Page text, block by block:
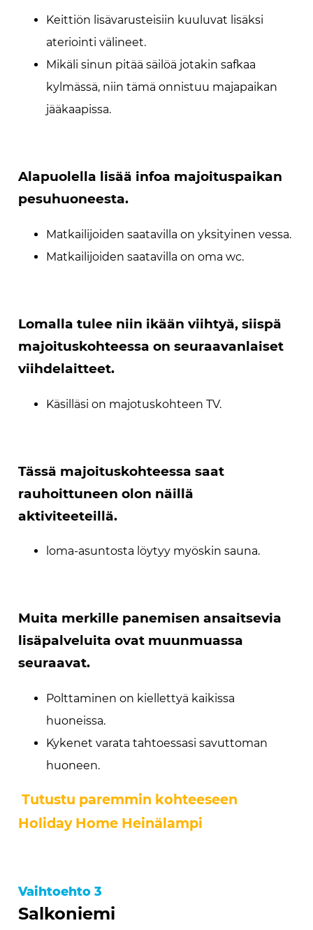
Keittiön lisävarusteisiin kuuluvat lisäksi
ateriointi välineet.
Mikäli sinun pitää säilöä jotakin safkaa
kylmässä, niin tämä onnistuu majapaikan
jääkaapissa.
Alapuolella lisää infoa majoituspaikan
pesuhuoneesta.
Matkailijoiden saatavilla on yksityinen vessa.
Matkailijoiden saatavilla on oma wc.
Lomalla tulee niin ikään viihtyä, siispä
majoituskohteessa on seuraavanlaiset
viihdelaitteet.
Käsilläsi on majotuskohteen TV.
Tässä majoituskohteessa saat
rauhoittuneen olon näillä
aktiviteeteillä.
loma-asuntosta löytyy myöskin sauna.
Muita merkille panemisen ansaitsevia
lisäpalveluita ovat muunmuassa
seuraavat.
Polttaminen on kiellettyä kaikissa
huoneissa.
Kykenet varata tahtoessasi savuttoman
huoneen.
Tutustu paremmin kohteeseen
Holiday Home Heinälampi
Vaihtoehto 3
Salkoniemi